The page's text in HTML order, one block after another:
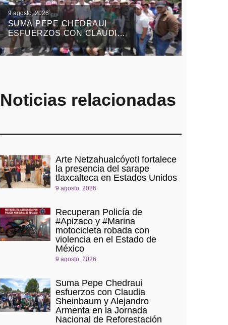
9 agosto, 2026
SUMA PEPE CHEDRAUI
ESFUERZOS CON CLAUDIA
SHEINBAUM Y ALEJANDRO
ARMENTA EN LA JORNADA
Noticias relacionadas
Arte Netzahualcóyotl fortalece
la presencia del sarape
tlaxcalteca en Estados Unidos
9 agosto, 2026
Recuperan Policía de
#Apizaco y #Marina
motocicleta robada con
violencia en el Estado de
México
9 agosto, 2026
Suma Pepe Chedraui
esfuerzos con Claudia
Sheinbaum y Alejandro
Armenta en la Jornada
Nacional de Reforestación